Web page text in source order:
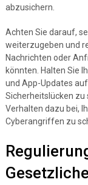
abzusichern.
Achten Sie darauf,
weiterzugeben und
Nachrichten oder
könnten. Halten Sie
und App-Updates
Sicherheitslücken
Verhalten dazu bei,
Cyberangriffen zu